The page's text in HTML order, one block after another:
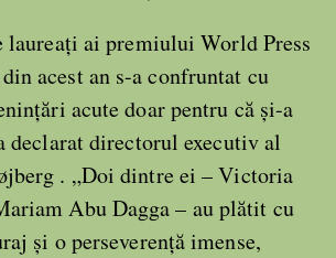
laureați ai premiului World Press
acest an s-a confruntat cu
acute doar pentru că și-a
declarat directorul executiv al
. „Doi dintre ei – Victoria
Abu Dagga – au plătit cu
și o perseverență imense,